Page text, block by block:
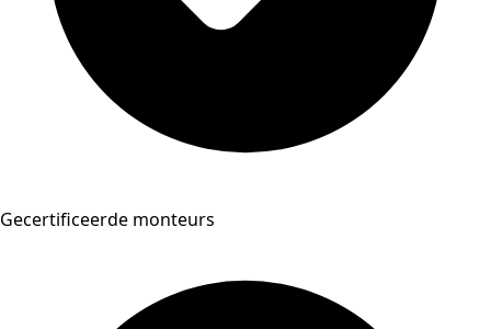
Gecertificeerde monteurs